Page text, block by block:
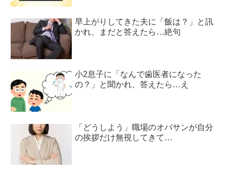
早上がりしてきた夫に「飯は？」と訊
かれ、まだと答えたら…絶句
小2息子に「なんで歯医者になった
の？」と聞かれ、答えたら…え
「どうしよう」職場のオバサンが自分
の挨拶だけ無視してきて…